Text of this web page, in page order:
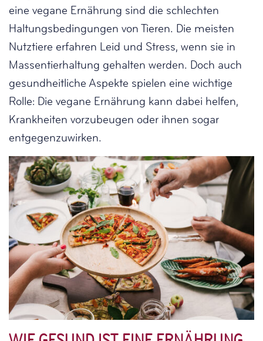
eine vegane Ernährung sind die schlechten
Haltungsbedingungen von Tieren. Die meisten
Nutztiere erfahren Leid und Stress, wenn sie in
Massentierhaltung gehalten werden. Doch auch
gesundheitliche Aspekte spielen eine wichtige
Rolle: Die vegane Ernährung kann dabei helfen,
Krankheiten vorzubeugen oder ihnen sogar
entgegenzuwirken.